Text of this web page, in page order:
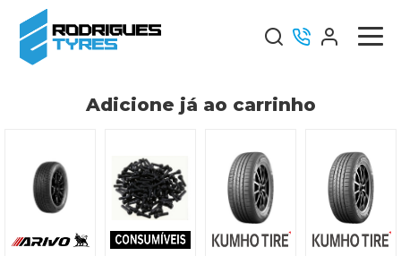
Adicione já ao carrinho